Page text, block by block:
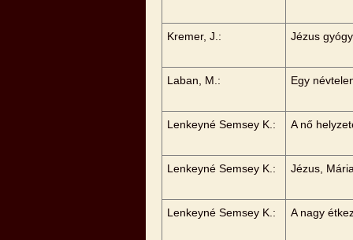
Kremer, J.: Jézus
Laban, M.: Egy
Lenkeyné Semsey K.: A nő
Lenkeyné Semsey K.: Jézus,
Lenkeyné Semsey K.: A nagy